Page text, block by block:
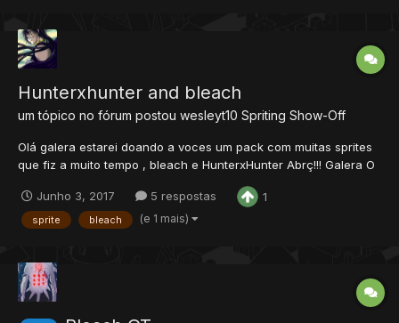
Hunterxhunter and bleach
um tópico no fórum postou wesleyt10 Spriting Show-Off
Olá galera estarei doando a voces um pack com muitas sprites
que fiz a muito tempo , bleach e HunterxHunter Abrç!!! Galera O
https://www.4shared.com/rar/NK0SaaK3ei/sprhunterandbleach.
html?
Junho 3, 2017 5 respostas 1
sprite bleach (e 1 mais)